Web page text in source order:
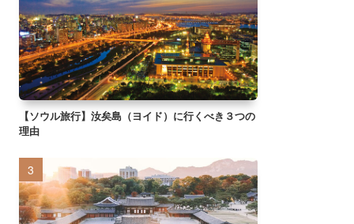
【ソウル旅行】汝矣島（ヨイド）に行くべき３つの
理由